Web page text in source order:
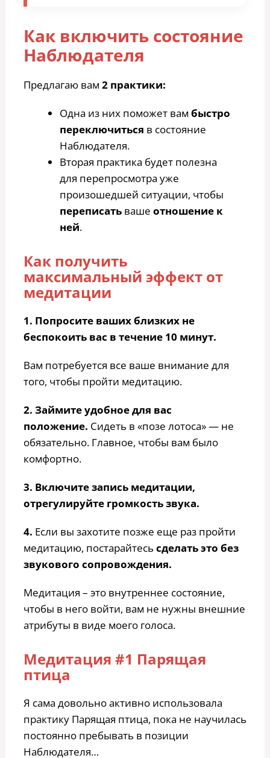
Как включить состояние
Наблюдателя
Предлагаю вам 2 практики:
Одна из них поможет вам быстро
переключиться в состояние
Наблюдателя.
Вторая практика будет полезна
для перепросмотра уже
произошедшей ситуации, чтобы
переписатьваше отношение к
ней.
Как получить
максимальный эффект от
медитации
1. Попросите ваших близких не
беспокоить вас в течение 10 минут.
Вам потребуется все ваше внимание для
того, чтобы пройти медитацию.
2. Займите удобное для вас
положение. Сидеть в «позе лотоса» — не
обязательно. Главное, чтобы вам было
комфортно.
3. Включите запись медитации,
отрегулируйте громкость звука.
4. Если вы захотите позже еще раз пройти
медитацию, постарайтесь сделать это без
звукового сопровождения.
Медитация – это внутреннее состояние,
чтобы в него войти, вам не нужны внешние
атрибуты в виде моего голоса.
Медитация #1 Парящая
птица
Я сама довольно активно использовала
практику Парящая птица, пока не научилась
постоянно пребывать в позиции
Наблюдателя…